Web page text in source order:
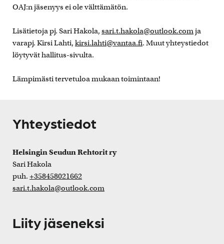
OAJ:n jäsenyys ei ole välttämätön.
Lisätietoja pj. Sari Hakola, sari.t.hakola@outlook.comja
varapj. Kirsi Lahti, kirsi.lahti@vantaa.fi. Muut yhteystiedot
löytyvät hallitus-sivulta.
Lämpimästi tervetuloa mukaan toimintaan!
Yhteystiedot
Helsingin Seudun Rehtorit ry
Sari Hakola
puh. +358458021662
sari.t.hakola@outlook.com
Liity jäseneksi